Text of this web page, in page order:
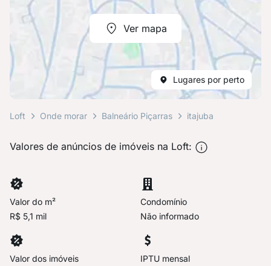
Ver mapa
Lugares por perto
Loft Onde morar Balneário Piçarras itajuba
Valores de anúncios de imóveis na Loft:
Valor do m²
R$ 5,1 mil
Condomínio
Não informado
Valor dos imóveis
IPTU mensal